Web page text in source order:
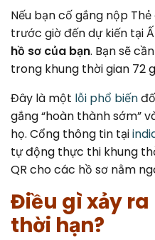
Nếu bạn cố gắng nộp
trước giờ đến dự kiến tại
hồ sơ của bạn. Bạn sẽ
trong khung thời gian 72
Đây là một lỗi phổ biến
gắng “hoàn thành sớm”
họ. Cổng thông tin tại
tự động thực thi khung
QR cho các hồ sơ nằm
Điều gì xảy ra
thời hạn?